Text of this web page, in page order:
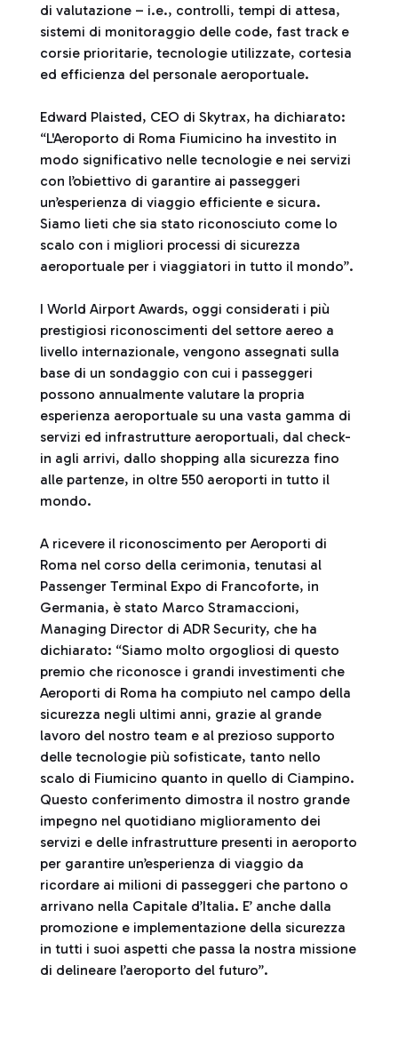
di valutazione – i.e., controlli, tempi di attesa,
sistemi di monitoraggio delle code, fast track e
corsie prioritarie, tecnologie utilizzate, cortesia
ed efficienza del personale aeroportuale.
Edward Plaisted, CEO di Skytrax, ha dichiarato:
“L'Aeroporto di Roma Fiumicino ha investito in
modo significativo nelle tecnologie e nei servizi
con l’obiettivo di garantire ai passeggeri
un’esperienza di viaggio efficiente e sicura.
Siamo lieti che sia stato riconosciuto come lo
scalo con i migliori processi di sicurezza
aeroportuale per i viaggiatori in tutto il mondo”.
I World Airport Awards, oggi considerati i più
prestigiosi riconoscimenti del settore aereo a
livello internazionale, vengono assegnati sulla
base di un sondaggio con cui i passeggeri
possono annualmente valutare la propria
esperienza aeroportuale su una vasta gamma di
servizi ed infrastrutture aeroportuali, dal check-
in agli arrivi, dallo shopping alla sicurezza fino
alle partenze, in oltre 550 aeroporti in tutto il
mondo.
A ricevere il riconoscimento per Aeroporti di
Roma nel corso della cerimonia, tenutasi al
Passenger Terminal Expo di Francoforte, in
Germania, è stato Marco Stramaccioni,
Managing Director di ADR Security, che ha
dichiarato: “Siamo molto orgogliosi di questo
premio che riconosce i grandi investimenti che
Aeroporti di Roma ha compiuto nel campo della
sicurezza negli ultimi anni, grazie al grande
lavoro del nostro team e al prezioso supporto
delle tecnologie più sofisticate, tanto nello
scalo di Fiumicino quanto in quello di Ciampino.
Questo conferimento dimostra il nostro grande
impegno nel quotidiano miglioramento dei
servizi e delle infrastrutture presenti in aeroporto
per garantire un’esperienza di viaggio da
ricordare ai milioni di passeggeri che partono o
arrivano nella Capitale d’Italia. E’ anche dalla
promozione e implementazione della sicurezza
in tutti i suoi aspetti che passa la nostra missione
di delineare l’aeroporto del futuro”.